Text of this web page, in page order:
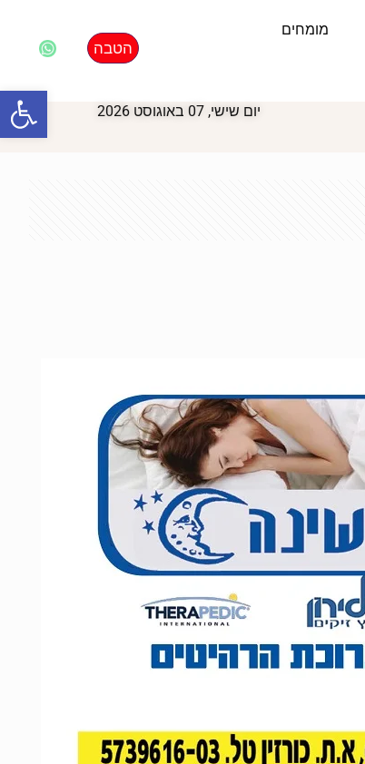
מומחים
הטבה
יום שישי, 07 באוגוסט 2026 פתח